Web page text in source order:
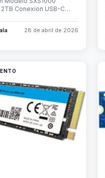
Conexion USB-C…
28 de abril de 2026